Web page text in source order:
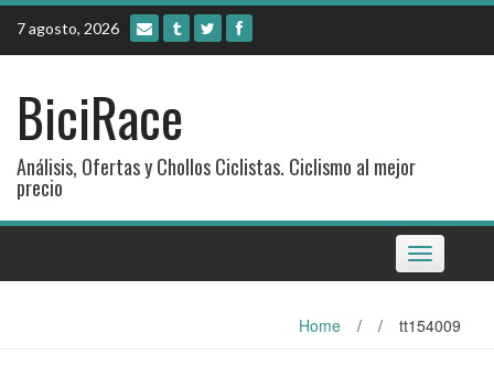
Skip
content
7 agosto, 2026
BiciRace
Análisis, Ofertas y Chollos Ciclistas. Ciclismo al mejor
precio
Toggle
navigation
Home / / tt154009